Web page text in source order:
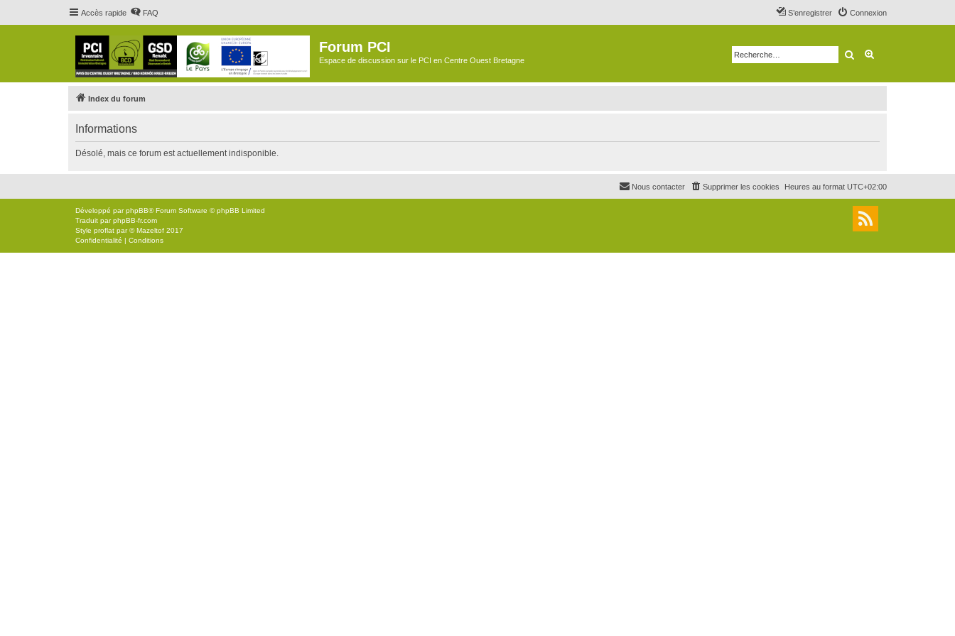
Accès rapide FAQ Connexion
S’enregistrer
Forum PCI
Espace de discussion sur le PCI en Centre Ouest Bretagne Rechercher
Index du forum
Informations
Désolé, mais ce forum est actuellement indisponible.
Heures au format UTC+02:00
Supprimer les cookies
Nous contacter
Développé parphpBB® Forum Software © phpBB Limited
Traduit parphpBB-fr.com
Style proflat par ©Mazeltof 2017
Confidentialité | Conditions